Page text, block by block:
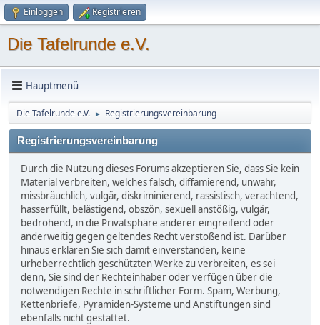
Einloggen Registrieren
Die Tafelrunde e.V.
Hauptmenü
Die Tafelrunde e.V. ► Registrierungsvereinbarung
Registrierungsvereinbarung
Durch die Nutzung dieses Forums akzeptieren Sie, dass Sie kein
Material verbreiten, welches falsch, diffamierend, unwahr,
missbräuchlich, vulgär, diskriminierend, rassistisch, verachtend,
hasserfüllt, belästigend, obszön, sexuell anstößig, vulgär,
bedrohend, in die Privatsphäre anderer eingreifend oder
anderweitig gegen geltendes Recht verstoßend ist. Darüber
hinaus erklären Sie sich damit einverstanden, keine
urheberrechtlich geschützten Werke zu verbreiten, es sei
denn, Sie sind der Rechteinhaber oder verfügen über die
notwendigen Rechte in schriftlicher Form. Spam, Werbung,
Kettenbriefe, Pyramiden-Systeme und Anstiftungen sind
ebenfalls nicht gestattet.